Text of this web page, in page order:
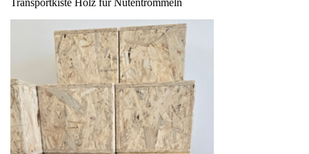
Transportkiste Holz für Nutentrommeln